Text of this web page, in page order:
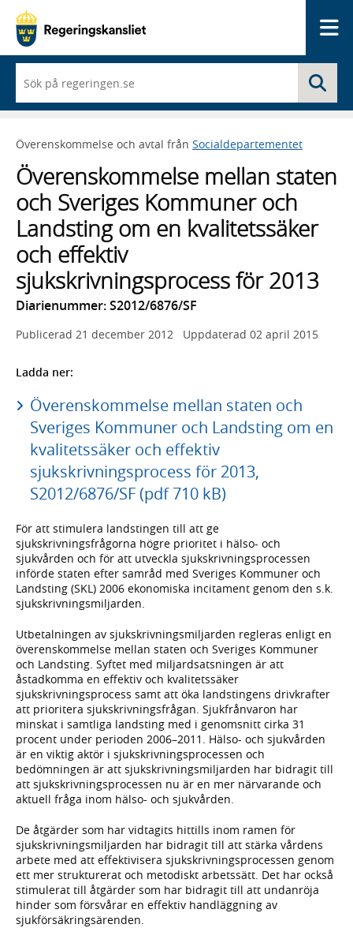
du
börjar
skriva
framträder
lista
med
sökförslag
Överenskommelse och avtal från Socialdepartementet
Överenskommelse mellan staten
och Sveriges Kommuner och
Landsting om en kvalitetssäker
och effektiv
sjukskrivningsprocess för 2013
Diarienummer: S2012/6876/SF
Publicerad 21 december 2012 Uppdaterad 02 april 2015
Ladda ner:
Överenskommelse mellan staten och
Sveriges Kommuner och Landsting om en
kvalitetssäker och effektiv
sjukskrivningsprocess för 2013,
S2012/6876/SF (pdf 710 kB)
För att stimulera landstingen till att ge
sjukskrivningsfrågorna högre prioritet i hälso- och
sjukvården och för att utveckla sjukskrivningsprocessen
införde staten efter samråd med Sveriges Kommuner och
Landsting (SKL) 2006 ekonomiska incitament genom den s.k.
sjukskrivningsmiljarden.
Utbetalningen av sjukskrivningsmiljarden regleras enligt en
överenskommelse mellan staten och Sveriges Kommuner
och Landsting. Syftet med miljardsatsningen är att
åstadkomma en effektiv och kvalitetssäker
sjukskrivningsprocess samt att öka landstingens drivkrafter
att prioritera sjukskrivningsfrågan. Sjukfrånvaron har
minskat i samtliga landsting med i genomsnitt cirka 31
procent under perioden 2006–2011. Hälso- och sjukvården
är en viktig aktör i sjukskrivningsprocessen och
bedömningen är att sjukskrivningsmiljarden har bidragit till
att sjukskrivningsprocessen nu är en mer närvarande och
aktuell fråga inom hälso- och sjukvården.
De åtgärder som har vidtagits hittills inom ramen för
sjukskrivningsmiljarden har bidragit till att stärka vårdens
arbete med att effektivisera sjukskrivningsprocessen genom
ett mer strukturerat och metodiskt arbetssätt. Det har också
stimulerat till åtgärder som har bidragit till att undanröja
hinder som försvårar en effektiv handläggning av
sjukförsäkringsärenden.